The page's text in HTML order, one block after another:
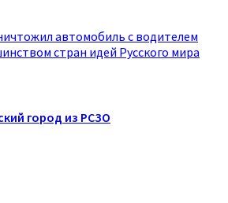
автомобиль с водителем
стран идей Русского мира
город из РСЗО